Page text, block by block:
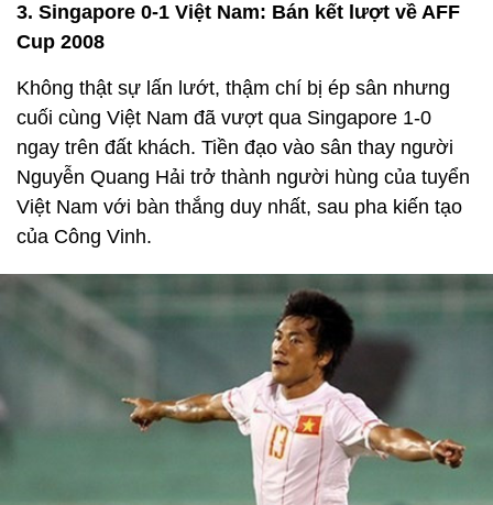
3. Singapore 0-1 Việt Nam: Bán kết lượt về AFF
Cup 2008
Không thật sự lấn lướt, thậm chí bị ép sân nhưng
cuối cùng Việt Nam đã vượt qua Singapore 1-0
ngay trên đất khách. Tiền đạo vào sân thay người
Nguyễn Quang Hải trở thành người hùng của tuyển
Việt Nam với bàn thắng duy nhất, sau pha kiến tạo
của Công Vinh.